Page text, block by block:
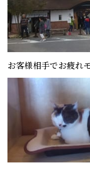
お客様相手でお疲れ